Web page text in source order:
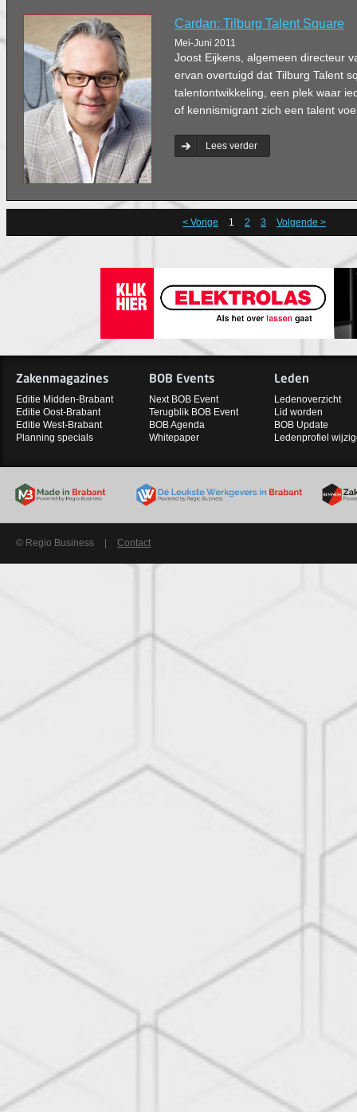
Cardan: Tilburg Talent Square
Mei-Juni 2011
Joost Eijkens, algemeen directeur
ervan overtuigd dat Tilburg Talent
talentontwikkeling, een plek waar
of kennismigrant zich een talent
Lees verder
< Vorige 1 2 3 Volgende >
Zakenmagazines
Editie Midden-Brabant
Editie Oost-Brabant
Editie West-Brabant
Planning specials
BOB Events
Next BOB Event
Terugblik BOB Event
BOB Agenda
Whitepaper
Leden
Ledenoverzicht
Lid worden
BOB Update
Ledenprofiel
© Regio Business Contact